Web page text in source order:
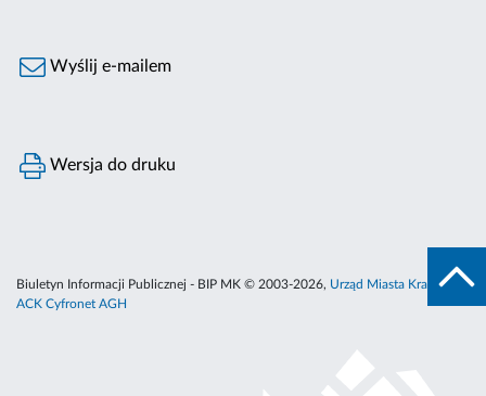
Wyślij e-mailem
Wersja do druku
Biuletyn Informacji Publicznej - BIP MK © 2003-2026, Urząd Miasta Krakowa
ACK Cyfronet AGH